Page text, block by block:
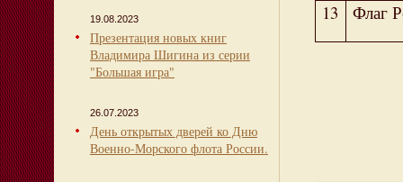
19.08.2023
Презентация новых книг
Владимира Шигина из серии
"Большая игра"
26.07.2023
День открытых дверей ко Дню
Военно-Морского флота России.
13
Флаг